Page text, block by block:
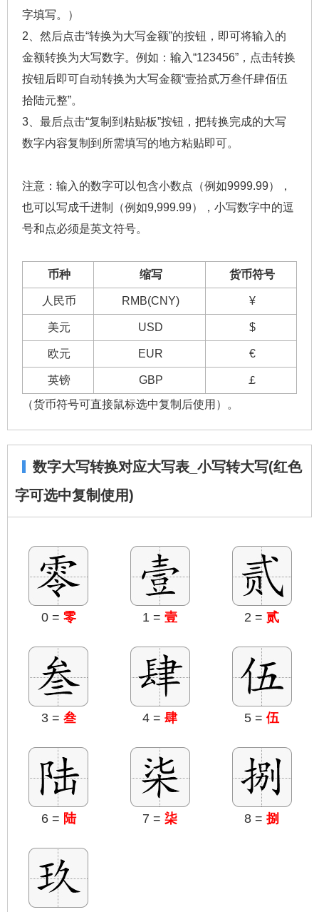
字填写。）
2、然后点击“转换为大写金额”的按钮，即可将输入的
金额转换为大写数字。例如：输入“123456”，点击转换
按钮后即可自动转换为大写金额“壹拾贰万叁仟肆佰伍
拾陆元整”。
3、最后点击“复制到粘贴板”按钮，把转换完成的大写
数字内容复制到所需填写的地方粘贴即可。
注意：输入的数字可以包含小数点（例如9999.99），
也可以写成千进制（例如9,999.99），小写数字中的逗
号和点必须是英文符号。
币种 缩写 货币符号
人民币 RMB(CNY) ¥
美元 USD $
欧元 EUR €
英镑 GBP
￡
（货币符号可直接鼠标选中复制后使用）。
数字大写转换对应大写表_小写转大写(红色
字可选中复制使用)
0 = 零 1 =壹 2 =贰
3 = 叁 4 =肆 5 =伍
6 = 陆 7 =柒 8 =捌